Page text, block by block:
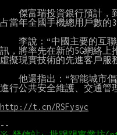
傑富瑞投資銀行預計，到
占當年全國手機總用戶數的
李說：“中國主要的互聯
訊，將率先在新的5G網絡上
虛擬現實技術的先進客戶服
他還指出：“智能城市倡
進行公共安全維護、交通管
http://t.cn/RSFysyc